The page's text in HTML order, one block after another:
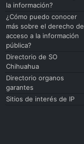
la información?
¿Cómo puedo conocer
más sobre el derecho de
acceso a la información
pública?
Directorio de SO
Chihuahua
Directorio organos
garantes
Sitios de interés de IP